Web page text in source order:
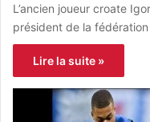
L’ancien joueur croate
président de la
Lire la suite »